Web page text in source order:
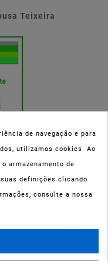
Teixeira
pelo INFARMED
de Medicamentos Não
de saúde e bem-estar
Não Sujeitos a
Nova de Gaia.
de navegação e para
utilizamos cookies. Ao
armazenamento de
definições clicando
consulte a nossa